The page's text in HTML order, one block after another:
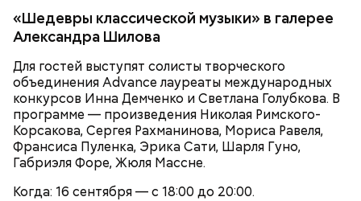
«Шедевры классической музыки» в галерее
Александра Шилова
Для гостей выступят солисты творческого
объединения Advance лауреаты международных
конкурсов Инна Демченко и Светлана Голубкова. В
программе — произведения Николая Римского-
Корсакова, Сергея Рахманинова, Мориса Равеля,
Франсиса Пуленка, Эрика Сати, Шарля Гуно,
Габриэля Форе, Жюля Массне.
Когда: 16 сентября — с 18:00 до 20:00.
Парк Горького заслуженно называют главным
парком страны, ведь это одно из самых любимых
мест москвичей. Огромный комплекс занимает
более 219 гектаров. По нему приятно совершить
неспешную прогулку в окружении цветущих клумб
или провести время более активно. Например,
покататься на велосипедах или самокатах по
набережной Москвы-реки.
— Лично меня ничего не раздражает. Место мне
всегда уступают, — прокомментировал Геннадий,
62 года.